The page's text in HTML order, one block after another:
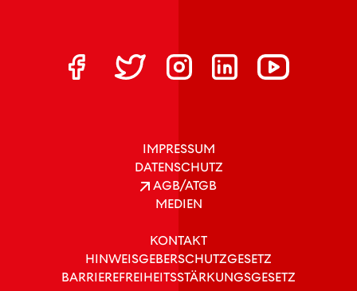
IMPRESSUM
DATENSCHUTZ
AGB/ATGB
MEDIEN
KONTAKT
HINWEISGEBERSCHUTZGESETZ
BARRIEREFREIHEITSSTÄRKUNGSGESETZ